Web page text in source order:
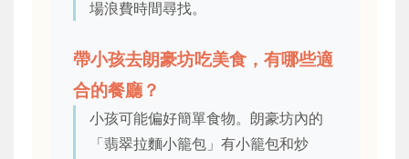
場浪費時間尋找。
帶小孩去朗豪坊吃美食，有哪些適
合的餐廳？
小孩可能偏好簡單食物。朗豪坊內的
「翡翠拉麵小籠包」有小籠包和炒